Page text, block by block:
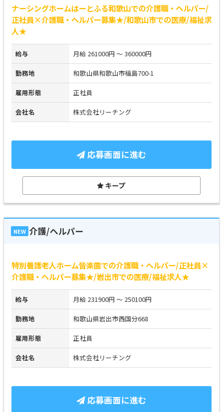
ナーシングホームはーとふる和歌山での介護職・ヘルパー/
正社員×介護職・ヘルパー募集★/和歌山市での医療/福祉求
人★
給与 月給 261000円 ～ 360000円
勤務地 和歌山県和歌山市福島700-1
雇用形態 正社員
会社名 株式会社リーチング
応募画面に進む
キープ
NEW 介護/ヘルパー
特別養護老人ホーム皆楽園での介護職・ヘルパー/正社員×
介護職・ヘルパー募集★/岩出市での医療/福祉求人★
給与 月給 231900円 ～ 250100円
勤務地 和歌山県岩出市西国分668
雇用形態 正社員
会社名 株式会社リーチング
応募画面に進む